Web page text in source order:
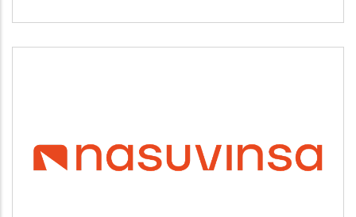
NASUVINSA
Vivienda y urbanismo